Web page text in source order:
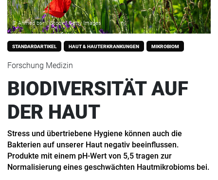
© Ahmed bsr / iStock / Getty Images
STANDARDARTIKEL HAUT & HAUTERKRANKUNGEN MIKROBIOM
Forschung Medizin
BIODIVERSITÄT AUF
DER HAUT
Stress und übertriebene Hygiene können auch die
Bakterien auf unserer Haut negativ beeinflussen.
Produkte mit einem pH-Wert von 5,5 tragen zur
Normalisierung eines geschwächten Hautmikrobioms bei.